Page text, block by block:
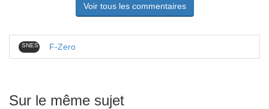
Voir tous les commentaires
SNES F-Zero
Sur le même sujet